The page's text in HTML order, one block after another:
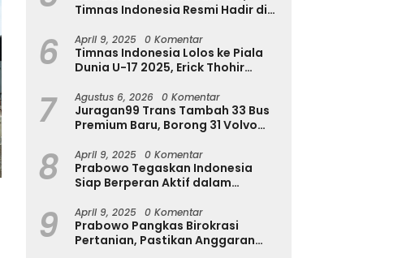
Timnas Indonesia Resmi Hadir di
6 April 9, 2025 0 Komentar
Timnas Indonesia Lolos ke Piala
Dunia U-17 2025, Erick Thohir
7 Agustus 6, 2026 0 Komentar
Juragan99 Trans Tambah 33 Bus
Premium Baru, Borong 31 Volvo
di GIIAS 2026
8 April 9, 2025 0 Komentar
Prabowo Tegaskan Indonesia
Siap Berperan Aktif dalam
9 April 9, 2025 0 Komentar
Prabowo Pangkas Birokrasi
Pertanian, Pastikan Anggaran